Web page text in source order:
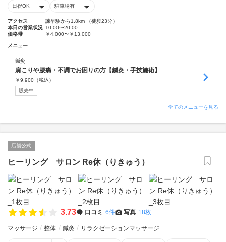
日祝OK 駐車場有
アクセス
諫早駅から1.8km （徒歩23分）
本日の営業状況 10:00〜20:00
価格帯
￥4,000〜￥13,000
メニュー
鍼灸
肩こりや腰痛・不調でお困りの方【鍼灸・手技施術】
￥9,900 （税込）
販売中
全てのメニューを見る
店舗公式
ヒーリング サロン Re休（りきゅう）
3.73 口コミ 6件 写真 18枚
マッサージ 整体 鍼灸 リラクゼーションマッサージ